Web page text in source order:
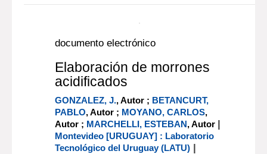
documento electrónico
Elaboración de morrones
acidificados
GONZALEZ, J., Autor ; BETANCURT,
PABLO, Autor ; MOYANO, CARLOS,
Autor ; MARCHELLI, ESTEBAN, Autor |
Montevideo [URUGUAY] : Laboratorio
Tecnológico del Uruguay (LATU) |